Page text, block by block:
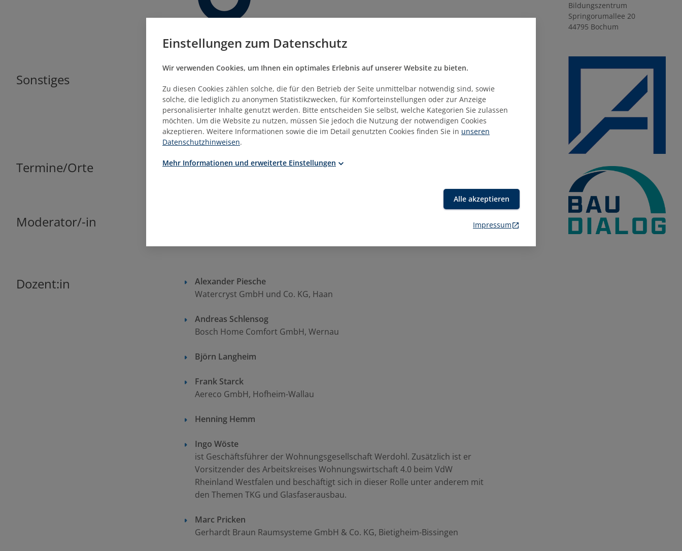
Sonstiges
Daten (Name, Unternehmensname, E-Mailadresse) an die referierenden
Unternehmen weitergeleitet. Sie können der Weitergabe Ihrer Daten JEDERZEIT
mit Wirkung für die Zukunft widersprechen. Bitte schreiben Sie in diesem Fall
eine E-Mal anakademie@e-b-z.de .
Termine/Orte
Moderator/-in
Dozent:in
Alexander Piesche
Watercryst GmbH und Co. KG, Haan
Andreas Schlensog
Bosch Home Comfort GmbH, Wernau
Björn Langheim
Frank Starck
Aereco GmbH, Hofheim-Wallau
Henning Hemm
Ingo Wöste
ist Geschäftsführer der Wohnungsgesellschaft Werdohl. Zusätzlich ist er
Vorsitzender des Arbeitskreises Wohnungswirtschaft 4.0 beim VdW
Rheinland Westfalen und beschäftigt sich in dieser Rolle unter anderem mit
den Themen TKG und Glasfaserausbau.
Marc Pricken
Gerhardt Braun Raumsysteme GmbH & Co. KG, Bietigheim-Bissingen
Bildungszentrum
Springorumallee 20
44795 Bochum
Einstellungen zum Datenschutz
Wir verwenden Cookies, um Ihnen ein optimales Erlebnis auf unserer Website zu bieten.
Zu diesen Cookies zählen solche, die für den Betrieb der Seite unmittelbar notwendig sind, sowie
solche, die lediglich zu anonymen Statistikzwecken, für Komforteinstellungen oder zur Anzeige
personalisierter Inhalte genutzt werden. Bitte entscheiden Sie selbst, welche Kategorien Sie zulassen
möchten. Um die Website zu nutzen, müssen Sie jedoch die Nutzung der notwendigen Cookies
akzeptieren. Weitere Informationen sowie die im Detail genutzten Cookies finden Sie in unseren
Datenschutzhinweisen.
Mehr Informationen und erweiterte Einstellungen
Alle akzeptieren
Impressum